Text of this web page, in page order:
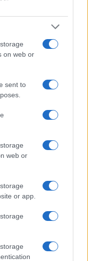
on web or
sent to
web or
or app.
Mittal che unairon
Ma Bernabè
gli abbia
attendere
del
PAGINA
SUCCESSIVA
4